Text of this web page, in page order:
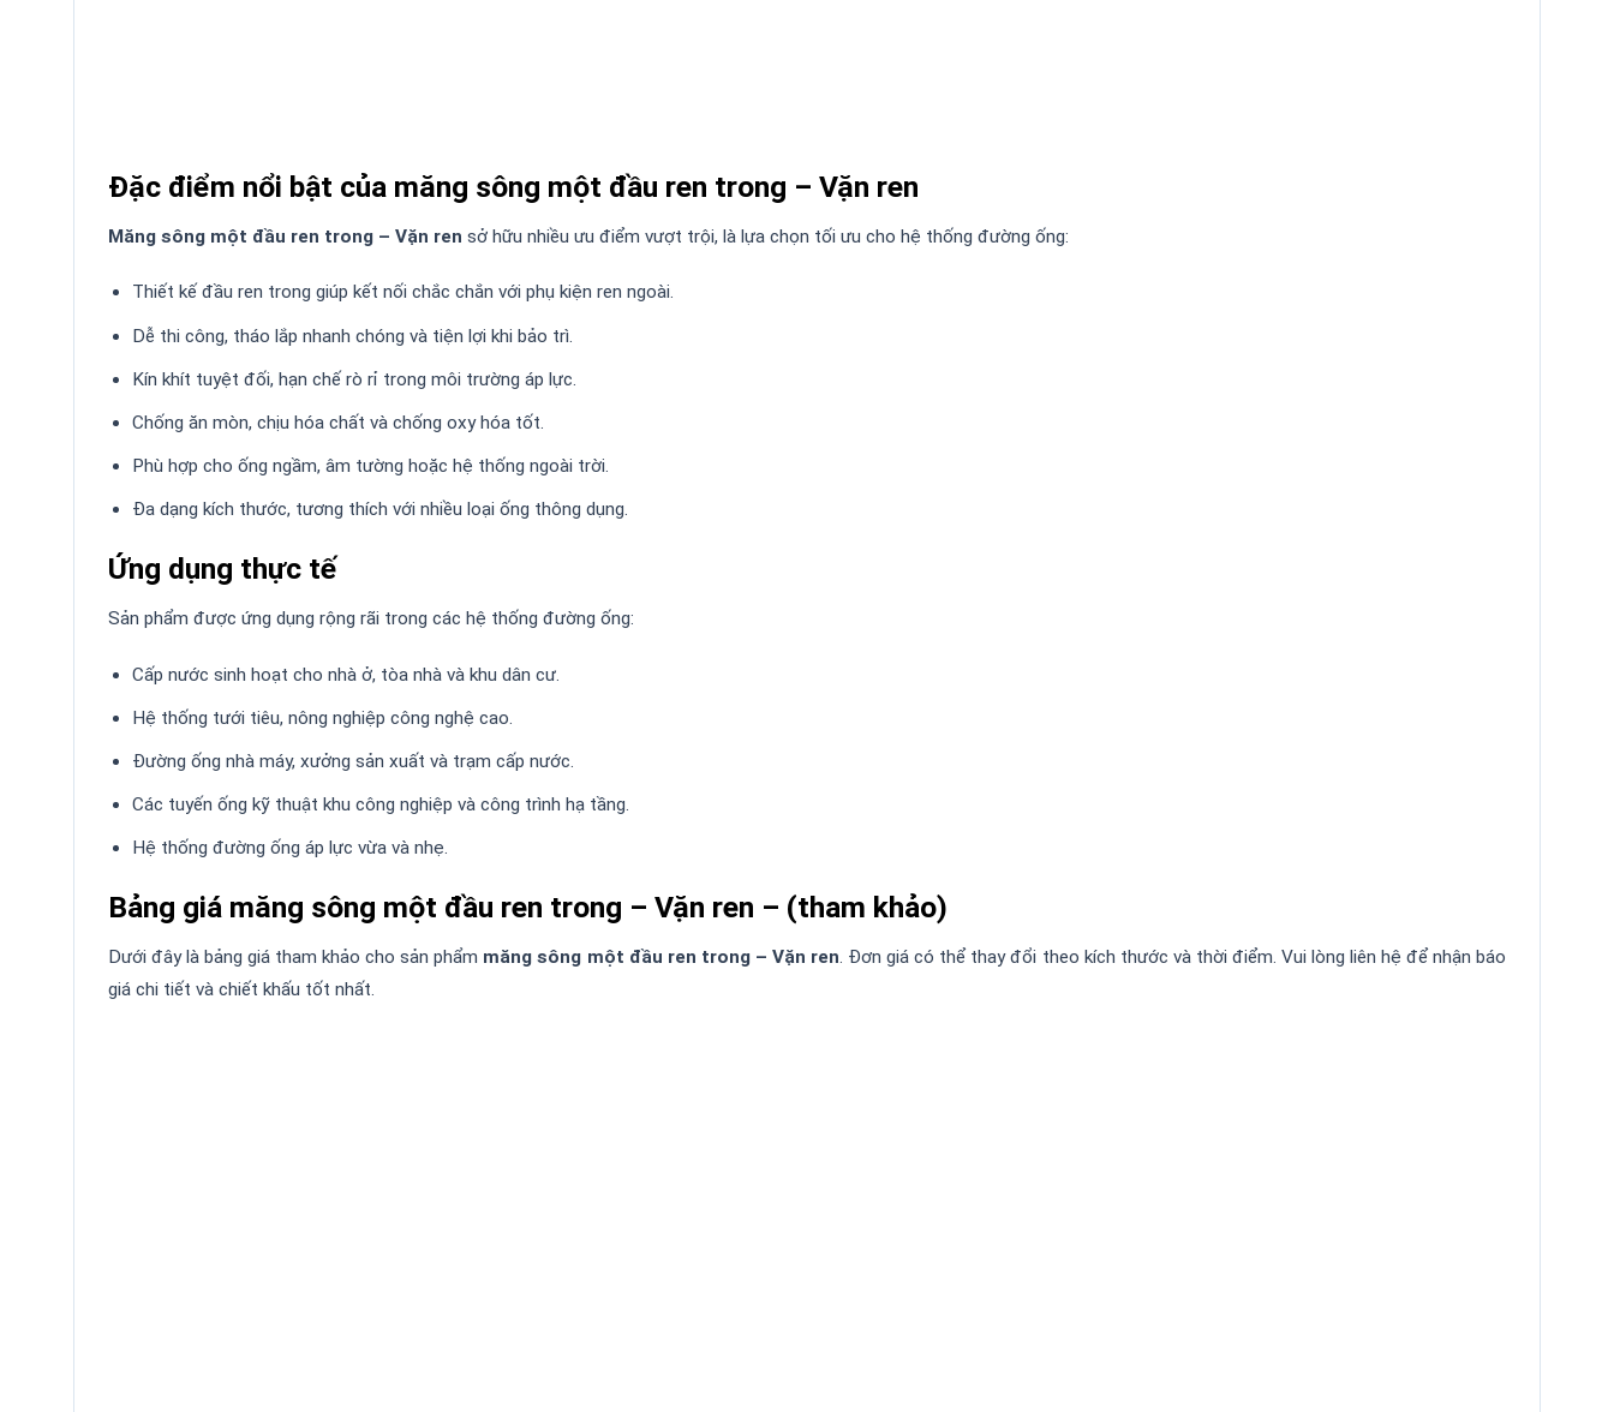
Đặc điểm nổi bật của măng sông một đầu ren trong – Vặn ren
Măng sông một đầu ren trong – Vặn ren sở hữu nhiều ưu điểm vượt trội, là lựa chọn tối ưu cho hệ thống đường ống:
Thiết kế đầu ren trong giúp kết nối chắc chắn với phụ kiện ren ngoài.
Dễ thi công, tháo lắp nhanh chóng và tiện lợi khi bảo trì.
Kín khít tuyệt đối, hạn chế rò rỉ trong môi trường áp lực.
Chống ăn mòn, chịu hóa chất và chống oxy hóa tốt.
Phù hợp cho ống ngầm, âm tường hoặc hệ thống ngoài trời.
Đa dạng kích thước, tương thích với nhiều loại ống thông dụng.
Ứng dụng thực tế
Sản phẩm được ứng dụng rộng rãi trong các hệ thống đường ống:
Cấp nước sinh hoạt cho nhà ở, tòa nhà và khu dân cư.
Hệ thống tưới tiêu, nông nghiệp công nghệ cao.
Đường ống nhà máy, xưởng sản xuất và trạm cấp nước.
Các tuyến ống kỹ thuật khu công nghiệp và công trình hạ tầng.
Hệ thống đường ống áp lực vừa và nhẹ.
Bảng giá măng sông một đầu ren trong – Vặn ren – (tham khảo)
Dưới đây là bảng giá tham khảo cho sản phẩm măng sông một đầu ren trong – Vặn ren. Đơn giá có thể thay đổi theo kích thước và thời điểm. Vui lòng liên hệ để nhận báo
giá chi tiết và chiết khấu tốt nhất.